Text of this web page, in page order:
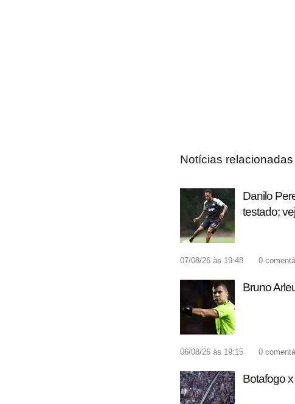
Notícias relacionadas
Danilo
testado;
07/08/26 às 19:48 0
Bruno
06/08/26 às 19:15 0
Botafogo